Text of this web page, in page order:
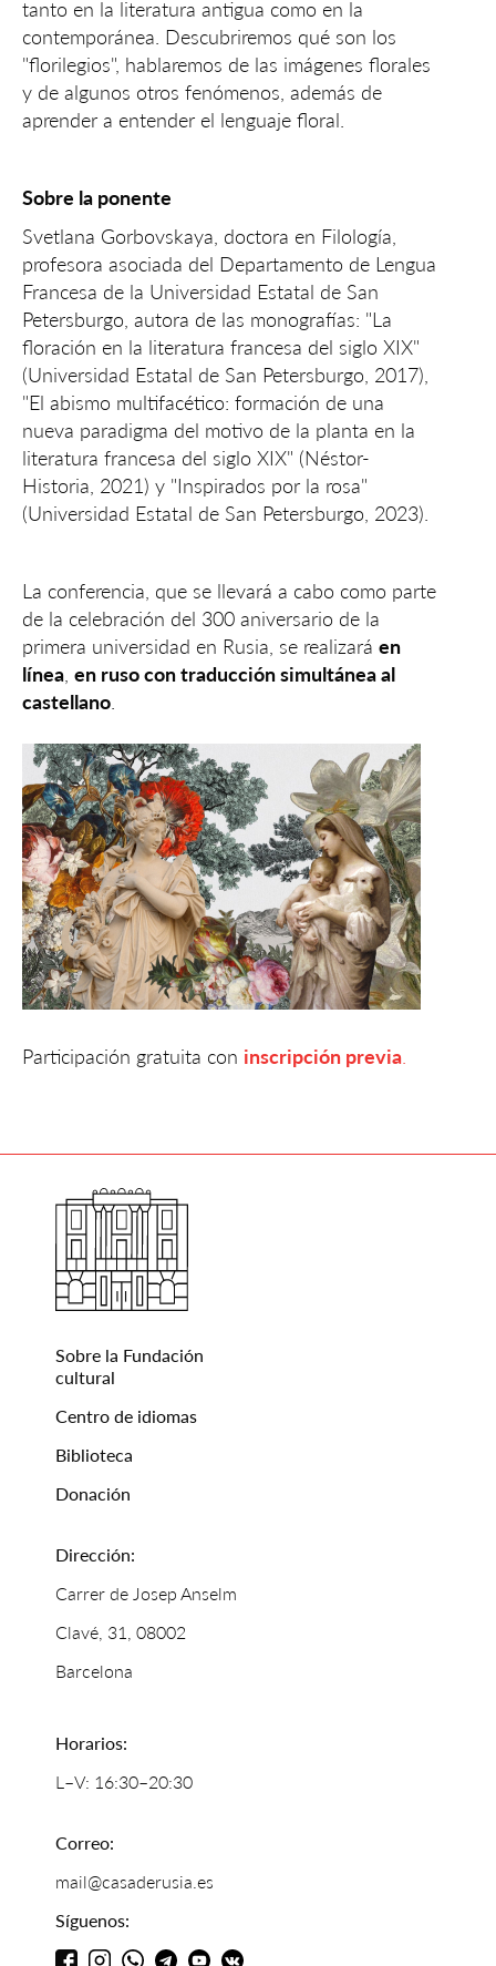
tanto en la literatura antigua como en la
contemporánea. Descubriremos qué son los
"florilegios", hablaremos de las imágenes florales
y de algunos otros fenómenos, además de
aprender a entender el lenguaje floral.
Sobre la ponente
Svetlana Gorbovskaya, doctora en Filología,
profesora asociada del Departamento de Lengua
Francesa de la Universidad Estatal de San
Petersburgo, autora de las monografías: "La
floración en la literatura francesa del siglo XIX"
(Universidad Estatal de San Petersburgo, 2017),
"El abismo multifacético: formación de una
nueva paradigma del motivo de la planta en la
literatura francesa del siglo XIX" (Néstor-
Historia, 2021) y "Inspirados por la rosa"
(Universidad Estatal de San Petersburgo, 2023).
La conferencia, que se llevará a cabo como parte
de la celebración del 300 aniversario de la
primera universidad en Rusia, se realizará en
línea en ruso con traducción simultánea al
castellano
Participación gratuita con inscripción previa
Sobre la Fundación
cultural
Centro de idiomas
Biblioteca
Donación
Dirección:
Carrer de Josep Anselm
Clavé, 31, 08002
Barcelona
Horarios:
L–V: 16:30–20:30
Correo:
mail@casaderusia.es
Síguenos: